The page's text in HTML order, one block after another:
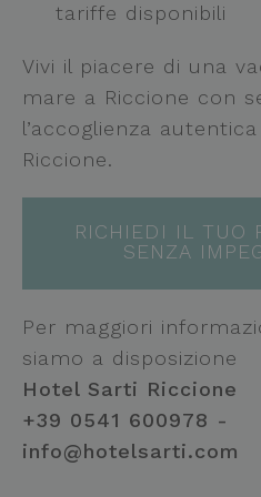
tariffe disponibili
Vivi il piacere di una
mare a Riccione con
l’accoglienza
Riccione.
RICHIEDI IL TUO
SENZA
Per maggiori
siamo a disposizione
Hotel Sarti Riccione
+39 0541 600978 -
info@hotelsarti.com